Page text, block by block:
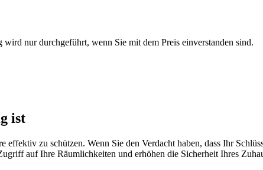
nur durchgeführt, wenn Sie mit dem Preis einverstanden sind.
ist
zu schützen. Wenn Sie den Verdacht haben, dass Ihr
auf Ihre Räumlichkeiten und erhöhen die Sicherheit Ihres